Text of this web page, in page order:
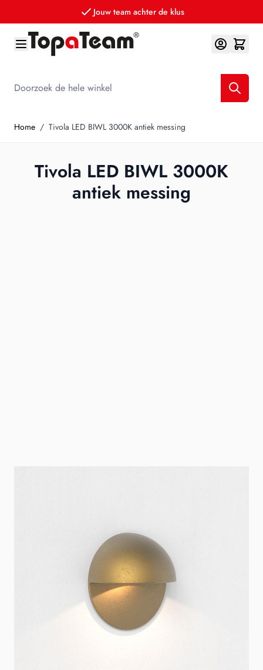
Jouw team achter de klus
Ga naar de inhoud
Doorzoek de hele winkel
Home / Tivola LED BIWL 3000K antiek messing
Tivola LED BIWL 3000K
antiek messing
Astro Tivola LED buiten inbouwwandlamp 3000K antiek
A1338003